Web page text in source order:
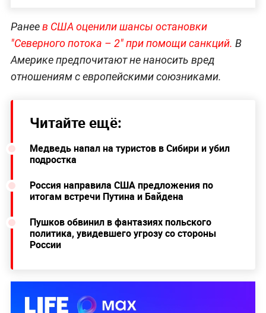
Ранеев США оценили шансы остановки
"Северного потока – 2" при помощи санкций. В
Америке предпочитают не наносить вред
отношениям с европейскими союзниками.
Читайте ещё:
Медведь напал на туристов в Сибири и убил
подростка
Россия направила США предложения по
итогам встречи Путина и Байдена
Пушков обвинил в фантазиях польского
политика, увидевшего угрозу со стороны
России